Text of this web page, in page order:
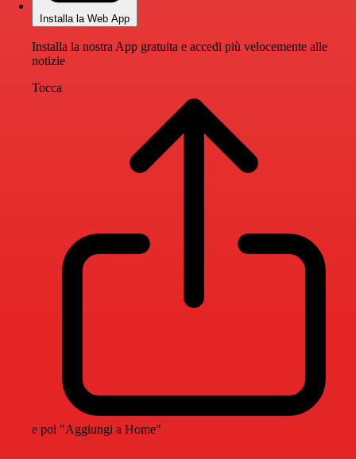
Installa la Web App
Installa la nostra App gratuita e accedi più velocemente alle
notizie
Tocca
e poi "Aggiungi a Home"